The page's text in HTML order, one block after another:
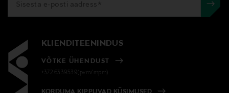
KLIENDITEENINDUS
VÕTKE ÜHENDUST
+372 6339539(pvm/mpm)